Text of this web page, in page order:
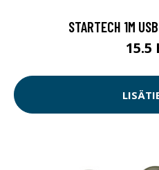
STARTECH 1M
15.5